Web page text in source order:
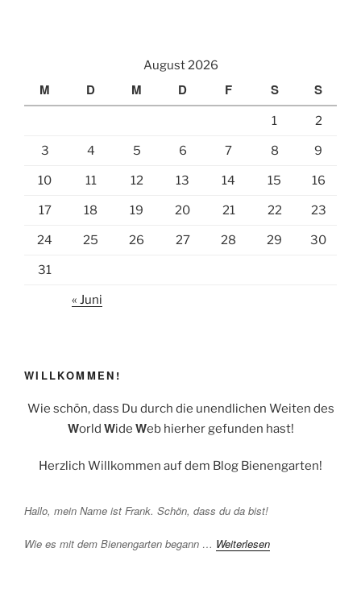
August 2026
M D M D F S S
1 2
3 4 5 6 7 8 9
10 11 12 13 14 15 16
17 18 19 20 21 22 23
24 25 26 27 28 29 30
31
« Juni
WILLKOMMEN!
Wie schön, dass Du durch die unendlichen Weiten des
World Wide Web hierher gefunden hast!
Herzlich Willkommen auf dem Blog Bienengarten!
Hallo, mein Name ist Frank. Schön, dass du da bist!
Wie es mit dem Bienengarten begann … Weiterlesen